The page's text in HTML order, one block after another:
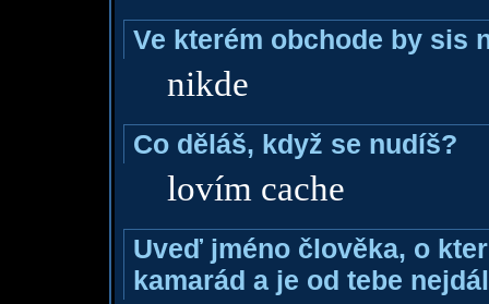
Ve kterém obchode by sis
nikde
Co děláš, když se nudíš?
lovím cache
Uveď jméno člověka, o
kamarád a je od tebe